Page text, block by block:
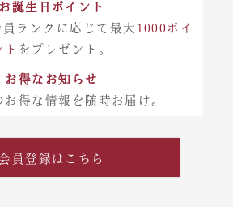
お誕生日ポイント
ランクに応じて最大 1000ポイ
ト をプレゼント。
お得なお知らせ
お得な情報を随時お届け。
員登録はこちら